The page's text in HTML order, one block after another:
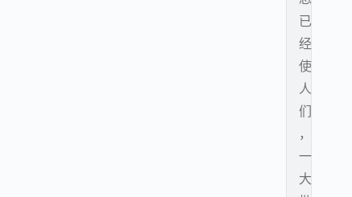
已
经
使
人
们
，
一
大